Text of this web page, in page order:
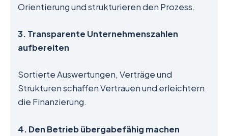
Orientierung und strukturieren den Prozess.
3. Transparente Unternehmenszahlen
aufbereiten
Sortierte Auswertungen, Verträge und
Strukturen schaffen Vertrauen und erleichtern
die Finanzierung.
4. Den Betrieb übergabefähig machen